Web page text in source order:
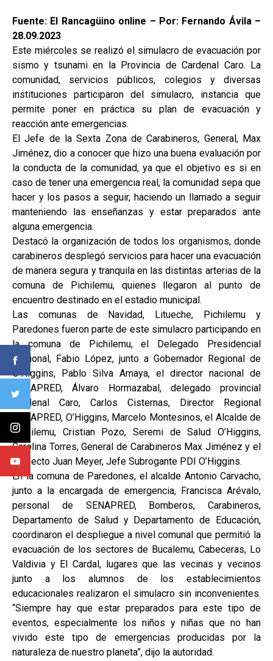
Fuente: El Rancagüino online – Por: Fernando Ávila –
28.09.2023
Este miércoles se realizó el simulacro de evacuación por
sismo y tsunami en la Provincia de Cardenal Caro. La
comunidad, servicios públicos, colegios y diversas
instituciones participaron del simulacro, instancia que
permite poner en práctica su plan de evacuación y
reacción ante emergencias.
El Jefe de la Sexta Zona de Carabineros, General, Max
Jiménez, dio a conocer que hizo una buena evaluación por
la conducta de la comunidad, ya que el objetivo es si en
caso de tener una emergencia real, la comunidad sepa que
hacer y los pasos a seguir, haciendo un llamado a seguir
manteniendo las enseñanzas y estar preparados ante
alguna emergencia.
Destacó la organización de todos los organismos, donde
carabineros desplegó servicios para hacer una evacuación
de manera segura y tranquila en las distintas arterias de la
comuna de Pichilemu, quienes llegaron al punto de
encuentro destinado en el estadio municipal.
Las comunas de Navidad, Litueche, Pichilemu y
Paredones fueron parte de este simulacro participando en
la comuna de Pichilemu, el Delegado Presidencial
Regional, Fabio López, junto a Gobernador Regional de
O’Higgins, Pablo Silva Amaya, el director nacional de
SENAPRED, Álvaro Hormazabal, delegado provincial
Cardenal Caro, Carlos Cisternas, Director Regional
SENAPRED, O’Higgins, Marcelo Montesinos, el Alcalde de
Pichilemu, Cristian Pozo, Seremi de Salud O’Higgins,
Carolina Torres, General de Carabineros Max Jiménez y el
Prefecto Juan Meyer, Jefe Subrogante PDI O’Higgins.
En la comuna de Paredones, el alcalde Antonio Carvacho,
junto a la encargada de emergencia, Francisca Arévalo,
personal de SENAPRED, Bomberos, Carabineros,
Departamento de Salud y Departamento de Educación,
coordinaron el despliegue a nivel comunal que permitió la
evacuación de los sectores de Bucalemu, Cabeceras, Lo
Valdivia y El Cardal, lugares que las vecinas y vecinos
junto a los alumnos de los establecimientos
educacionales realizaron el simulacro sin inconvenientes.
“Siempre hay que estar preparados para este tipo de
eventos, especialmente los niños y niñas que no han
vivido este tipo de emergencias producidas por la
naturaleza de nuestro planeta”, dijo la autoridad.